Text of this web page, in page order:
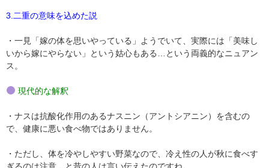
3. 二重の意味を込めた説
・一見「嫁の体を思いやっている」ようでいて、実際には「美味し
いから嫁にやらない」という姑心もある…という両義的なニュアン
ス。
現代的な解釈
・ナスは抗酸化作用のあるナスニン（アントシアニン）を含むの
で、健康に悪い食べ物ではありません。
・ただし、体を冷やしやすい野菜なので、冷え性の人が秋に食べす
ぎるのは注意、と昔の人は言い伝えたのですね。